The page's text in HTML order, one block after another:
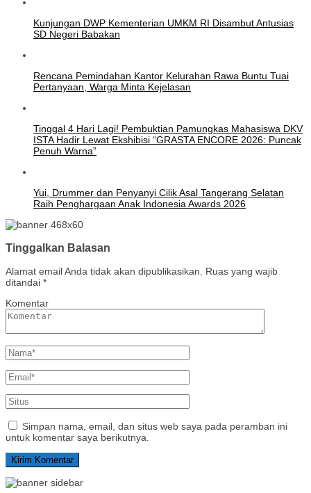
Kunjungan DWP Kementerian UMKM RI Disambut Antusias
SD Negeri Babakan
Rencana Pemindahan Kantor Kelurahan Rawa Buntu Tuai
Pertanyaan, Warga Minta Kejelasan
Tinggal 4 Hari Lagi! Pembuktian Pamungkas Mahasiswa DKV
ISTA Hadir Lewat Ekshibisi “GRASTA ENCORE 2026: Puncak
Penuh Warna”
Yui, Drummer dan Penyanyi Cilik Asal Tangerang Selatan
Raih Penghargaan Anak Indonesia Awards 2026
Tinggalkan Balasan
Alamat email Anda tidak akan dipublikasikan. Ruas yang wajib
ditandai *
Komentar
Simpan nama, email, dan situs web saya pada peramban ini
untuk komentar saya berikutnya.